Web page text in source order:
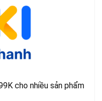
cho nhiều sản phẩm